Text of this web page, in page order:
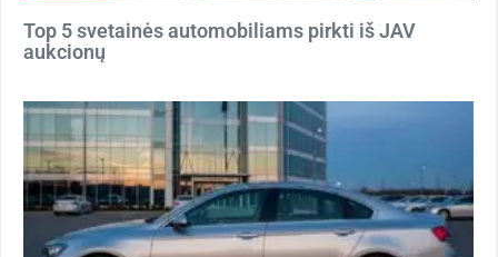
Top 5 svetainės automobiliams pirkti iš JAV
aukcionų